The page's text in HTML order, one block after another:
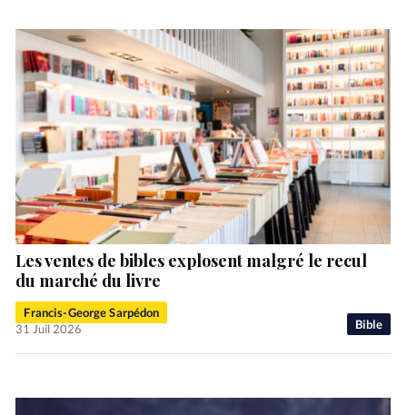
Bible
Les ventes de bibles explosent malgré le recul
du marché du livre
Francis-George Sarpédon
31 Juil 2026